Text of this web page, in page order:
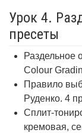
Урок 4.
пресеты
Раздельное
Colour
Правило
Руденко. 4
Сплит-
кремовая,